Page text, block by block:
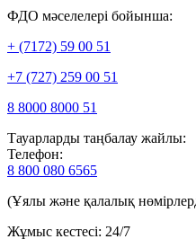
ФДО мәселелері бойынша:
+ (7172) 59 00 51
+7 (727) 259 00 51
8 8000 8000 51
Тауарларды таңбалау жайлы:
Телефон:
8 800 080 6565
(Ұялы және қалалық
Жұмыс кестесі: 24/7